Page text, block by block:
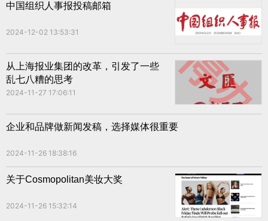
中国组织人事报投稿邮箱
2024-12-02 13:53:31
从上海报业集团的改革，引发了一些
乱七八糟的思考
2024-11-27 17:06:11
企业和品牌做新闻发稿，选择媒体很重要
2024-11-26 18:38:16
关于Cosmopolitan美妆大奖
2024-11-26 15:32:14